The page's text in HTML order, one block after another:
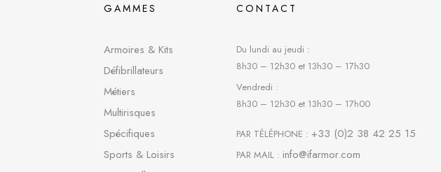
GAMMES
Armoires & Kits
Défibrillateurs
Métiers
Multirisques
Spécifiques
Sports & Loisirs
CONTACT
Du lundi au jeudi :
8h30 – 12h30 et 13h30 – 17h30
Vendredi :
8h30 – 12h30 et 13h30 – 17h00
PAR TÉLÉPHONE : +33 (0)2 38 42 25 15
PAR MAIL : info@ifarmor.com